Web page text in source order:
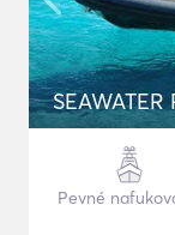
Pevné